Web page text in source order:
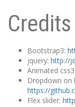
Credits
Bootstrap3:
jquery: http://
Animated css3:
Dropdown on
https://
Flex slider: